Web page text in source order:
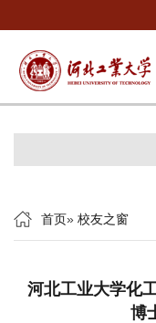
首页» 校友之窗
河北工业大学化
博